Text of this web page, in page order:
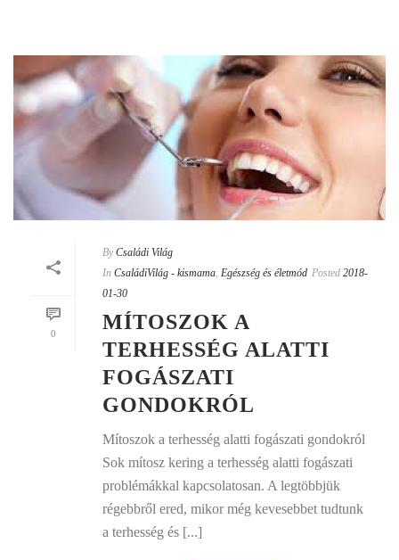
0
By Családi Világ
In CsaládiVilág - kismama, Egészség és életmód Posted 2018-
01-30
MÍTOSZOK A
TERHESSÉG ALATTI
FOGÁSZATI
GONDOKRÓL
Mítoszok a terhesség alatti fogászati gondokról
Sok mítosz kering a terhesség alatti fogászati
problémákkal kapcsolatosan. A legtöbbjük
régebbről ered, mikor még kevesebbet tudtunk
a terhesség és [...]